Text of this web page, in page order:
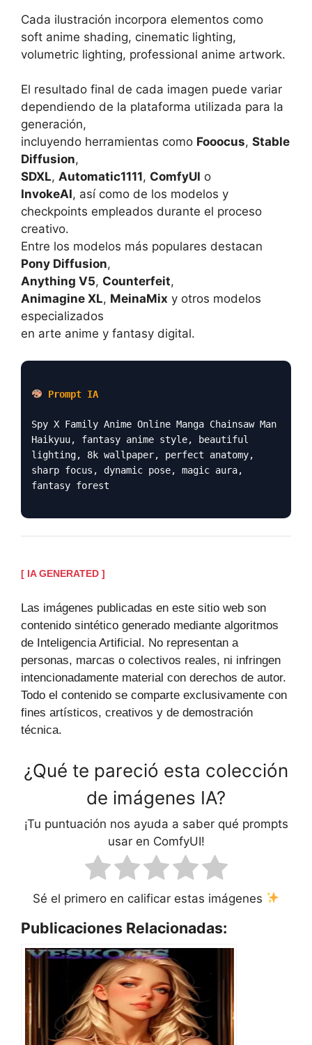
Cada ilustración incorpora elementos como
soft anime shading, cinematic lighting,
volumetric lighting, professional anime artwork.
El resultado final de cada imagen puede variar
dependiendo de la plataforma utilizada para la
generación,
incluyendo herramientas como Fooocus, Stable
Diffusion,
SDXL, Automatic1111, ComfyUI o
InvokeAI, así como de los modelos y
checkpoints empleados durante el proceso
creativo.
Entre los modelos más populares destacan
Pony Diffusion,
Anything V5, Counterfeit,
Animagine XL, MeinaMix y otros modelos
especializados
en arte anime y fantasy digital.
Prompt IA
Spy X Family Anime Online Manga Chainsaw Man
Haikyuu, fantasy anime style, beautiful
lighting, 8k wallpaper, perfect anatomy,
sharp focus, dynamic pose, magic aura,
fantasy forest
[ IA GENERATED ]
Las imágenes publicadas en este sitio web son
contenido sintético generado mediante algoritmos
de Inteligencia Artificial. No representan a
personas, marcas o colectivos reales, ni infringen
intencionadamente material con derechos de autor.
Todo el contenido se comparte exclusivamente con
fines artísticos, creativos y de demostración
técnica.
¿Qué te pareció esta colección
de imágenes IA?
¡Tu puntuación nos ayuda a saber qué prompts
usar en ComfyUI!
Sé el primero en calificar estas imágenes
Publicaciones Relacionadas: